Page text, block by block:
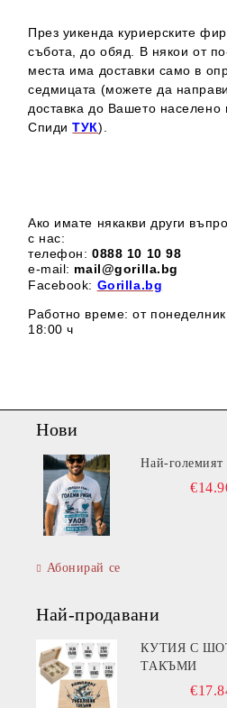
През уикенда куриерските
събота, до обяд. В някои от
места има доставки само в
седмицата (можете да
доставка до Вашето населено
СпидиТУК).
Ако имате някакви други
с нас:
телефон:0888 10 10 98
e-mail: mail@gorilla.bg
Facebook: Gorilla.bg
Работно време: от
18:00 ч
Нови
Най-
Абонирай се
Най-продавани
КУТИЯ С
ТАКЪМИ